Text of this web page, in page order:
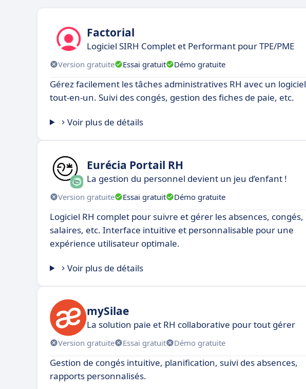
Factorial
Logiciel SIRH Complet et Performant pour TPE/PME
Version gratuite Essai gratuit Démo gratuite
Gérez facilement les tâches administratives RH avec un logiciel
tout-en-un. Suivi des congés, gestion des fiches de paie, etc.
Voir plus de détails
Eurécia Portail RH
La gestion du personnel devient un jeu d’enfant !
Version gratuite Essai gratuit Démo gratuite
Logiciel RH complet pour suivre et gérer les absences, congés,
salaires, etc. Interface intuitive et personnalisable pour une
expérience utilisateur optimale.
Voir plus de détails
mySilae
La solution paie et RH collaborative pour tout gérer
Version gratuite Essai gratuit Démo gratuite
Gestion de congés intuitive, planification, suivi des absences,
rapports personnalisés.